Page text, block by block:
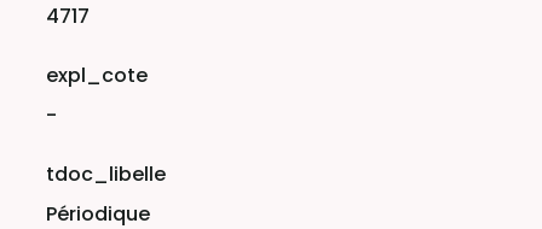
4717
-
Périodique